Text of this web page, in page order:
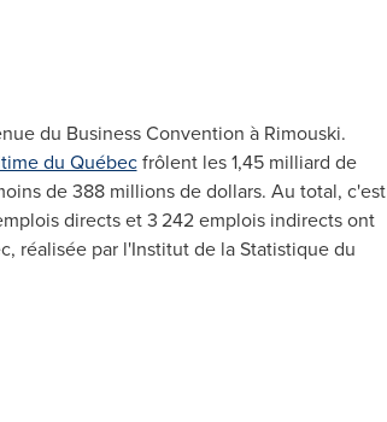
du Business Convention à Rimouski.
du Québecfrôlent les 1,45 milliard de
de 388 millions de dollars. Au total, c'est
directs et 3 242 emplois indirects ont
réalisée par l'Institut de la Statistique du